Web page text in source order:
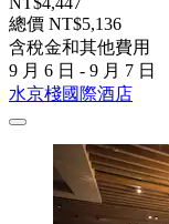
總價 NT$5,136
含稅金和其他費用
9 月 6 日 - 9 月 7 日
水京棧國際酒店